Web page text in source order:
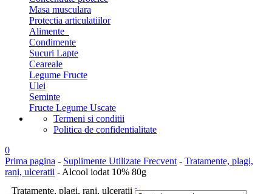
Masa musculara
Protectia articulatiilor
Alimente
Condimente
Sucuri Lapte
Ceareale
Legume Fructe
Ulei
Seminte
Fructe Legume Uscate
Termeni si conditii
Politica de confidentialitate
0
Prima pagina - Suplimente Utilizate Frecvent - Tratamente, plagi,
rani, ulceratii - Alcool iodat 10% 80g
Tratamente, plagi, rani, ulceratii